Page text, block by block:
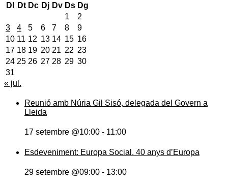
Dl
Dt Dc Dj Dv Ds Dg
1
2
3
4 5 6 7 8
9
10 11 12 13 14 15 16
17 18 19 20 21 22 23
24 25 26 27 28 29 30
31
« jul.
Reunió amb Núria Gil Sisó, delegada del Govern a
Lleida
17 setembre @10:00 - 11:00
Esdeveniment: Europa Social. 40 anys d’Europa
29 setembre @09:00 - 13:00